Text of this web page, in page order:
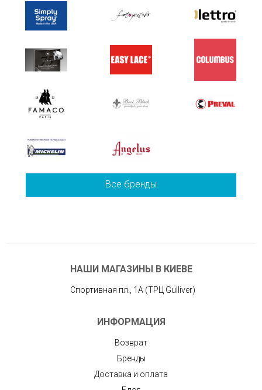
Все бренды
НАШИ МАГАЗИНЫ В КИЕВЕ
Спортивная пл., 1А (ТРЦ Gulliver)
ИНФОРМАЦИЯ
Возврат
Бренды
Доставка и оплата